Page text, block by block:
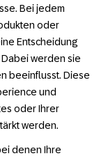
Bei jedem
oder
Entscheidung
werden sie
beeinflusst. Diese
und
oder Ihrer
werden.
denen Ihre